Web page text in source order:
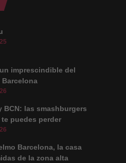
imprescindible del
Barcelona
BCN: las smashburgers
puedes perder
Barcelona, la casa
de la zona alta